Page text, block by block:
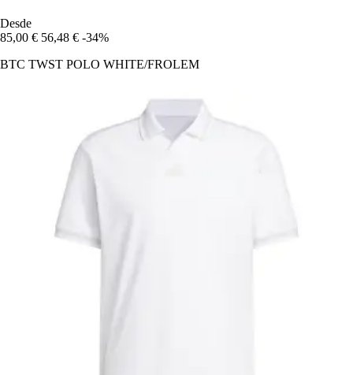
Desde
85,00 € 56,48 € -34%
BTC TWST POLO WHITE/FROLEM